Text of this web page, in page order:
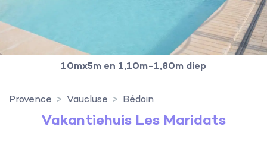
10mx5m en 1,10m-1,80m diep
Provence Vaucluse Bédoin
Vakantiehuis Les Maridats